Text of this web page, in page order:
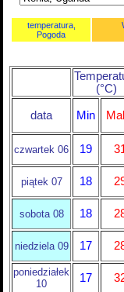
temperatura,
Pogoda
(°C)
data Min
czwartek 06 19
piątek 07 18
sobota 08 18
niedziela 09 17
poniedziałek
10
17